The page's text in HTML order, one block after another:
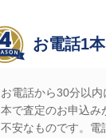
お電話1
お電話から30分以
本で査定のお申込み
不安なものです。電